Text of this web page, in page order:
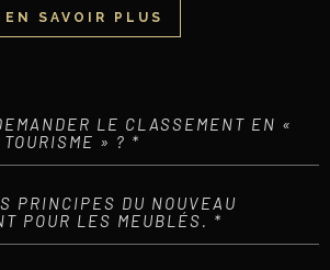
EN SAVOIR PLUS
LE CLASSEMENT EN «
» ? *
PRINCIPES DU NOUVEAU
POUR LES MEUBLÉS. *